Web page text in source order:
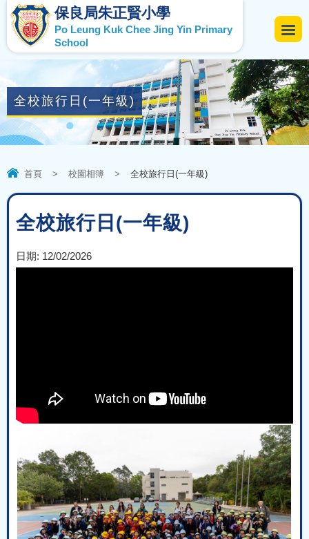
保良局朱正賢小學
Po Leung Kuk Chee Jing Yin Primary
School
全校旅行日(一年級)
首頁 > 校園相簿 > 全校旅行日(一年級)
全校旅行日(一年級)
日期: 12/02/2026